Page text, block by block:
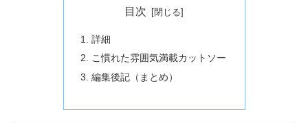
目次
詳細
こ慣れた雰囲気満載カットソー
編集後記（まとめ）